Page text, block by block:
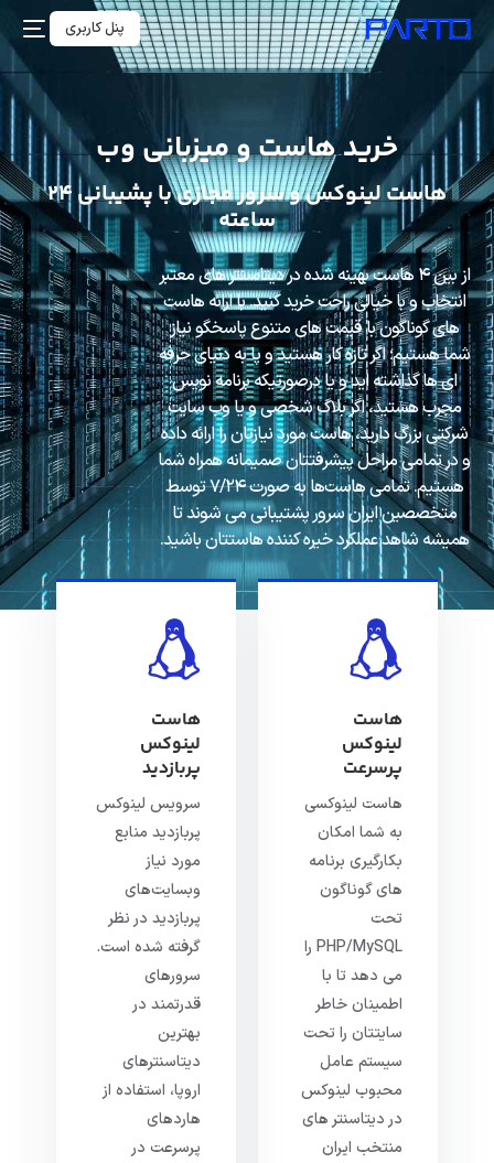
پنل کاربری
خرید هاست و میزبانی وب
هاست لینوکس و سرور مجازی با پشیبانی ۲۴
ساعته
از بین ۴ هاست بهینه شده در دیتاسنتر های معتبر
انتخاب و با خیالی راحت خرید کنید. با ارائه هاست
های گوناگون با قیمت های متنوع پاسخگو نیاز
شما هستیم؛ اگر تازه کار هستید و پا به دنیای حرفه
ای ها گذاشته اید و یا درصورتیکه برنامه نویس
مجرب هستید، اگر بلاگ شخصی و یا وب سایت
شرکتی بزرگ دارید، هاست مورد نیازتان را ارائه داده
و در تمامی مراحل پیشرفتتان صمیمانه همراه شما
هستیم. تمامی هاست‌ها به صورت ۷/۲۴ توسط
متخصصین ایران سرور پشتیبانی می شوند تا
همیشه شاهد عملکرد خیره کننده هاستتان باشید.
هاست
لینوکس
پرسرعت
هاست لینوکسی
به شما امکان
بکارگیری برنامه
های گوناگون
تحت
PHP/MySQL را
می دهد تا با
اطمینان خاطر
سایتتان را تحت
سیستم عامل
محبوب لینوکس
در دیتاسنتر های
منتخب ایران
هاست
لینوکس
پربازدید
سرویس لینوکس
پربازدید منابع
مورد نیاز
وبسایت‌های
پربازدید در نظر
گرفته شده است.
سرورهای
قدرتمند در
بهترین
دیتاسنترهای
اروپا، استفاده از
هاردهای
پرسرعت در